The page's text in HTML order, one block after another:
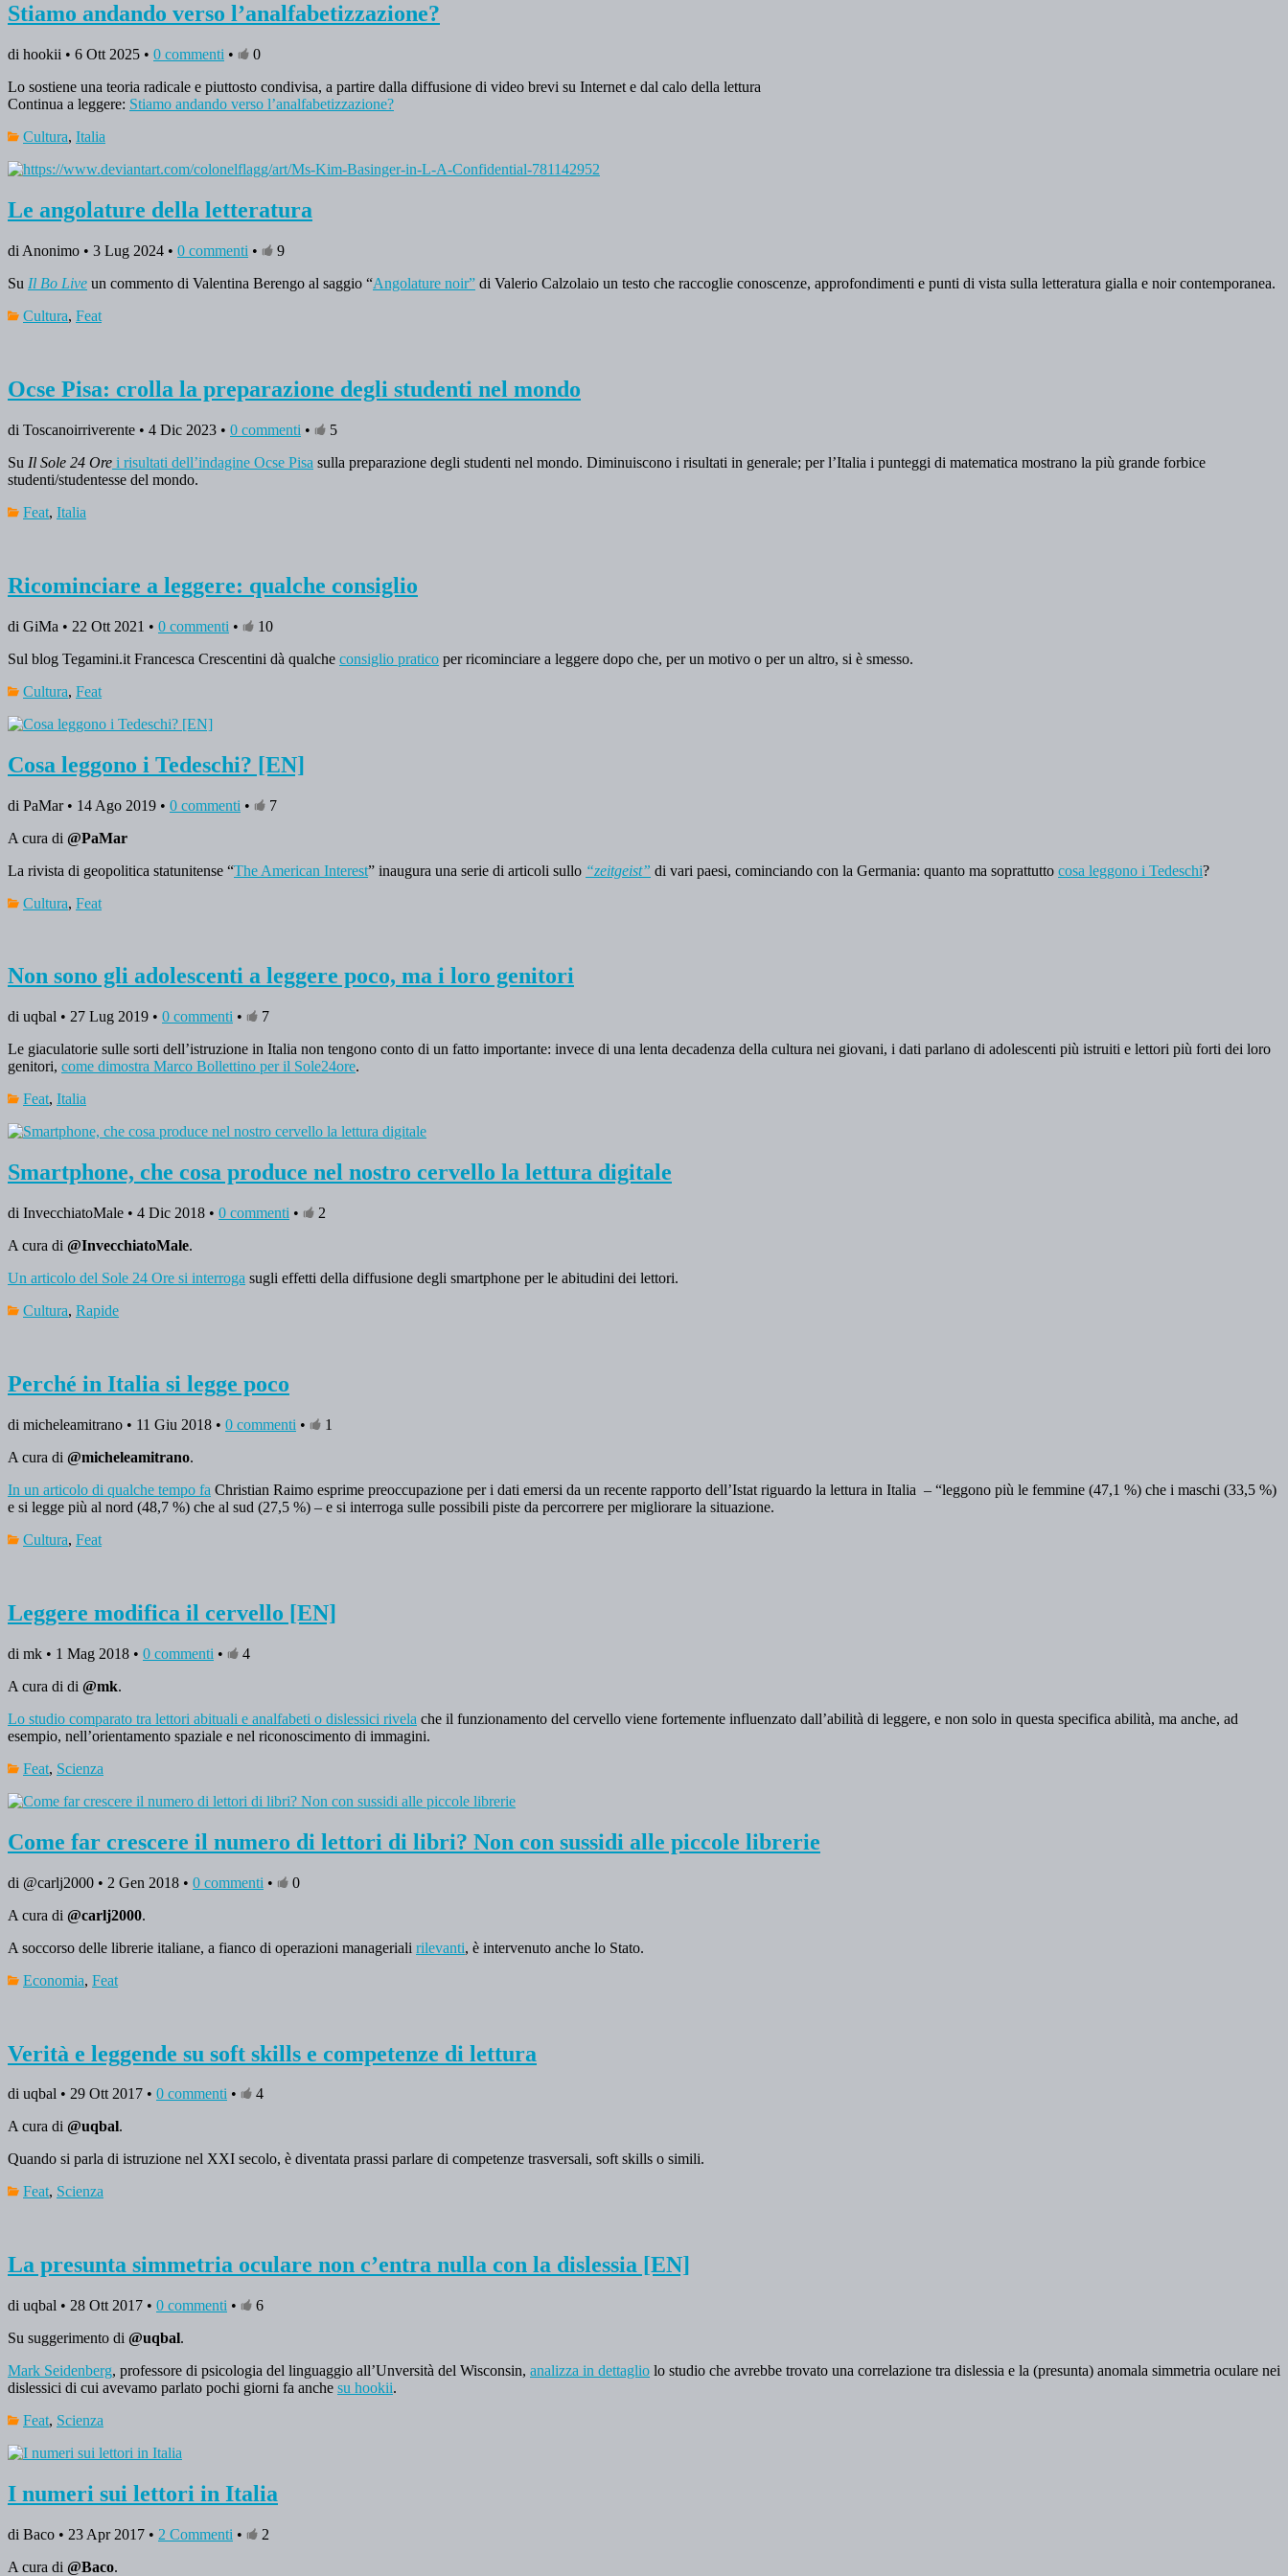
Stiamo andando verso l’analfabetizzazione?
di hookii • 6 Ott 2025 • 0 commenti •
0
Lo sostiene una teoria radicale e piuttosto condivisa, a partire dalla diffusione di video brevi su Internet e dal calo della lettura
Continua a leggere: Stiamo andando verso l’analfabetizzazione?
Cultura, Italia
Le angolature della letteratura
di Anonimo • 3 Lug 2024 • 0 commenti •
9
Su Il Bo Live un commento di Valentina Berengo al saggio “Angolature noir” di Valerio Calzolaio un testo che raccoglie conoscenze, approfondimenti e punti di vista sulla letteratura gialla e noir contemporanea.
Cultura, Feat
Ocse Pisa: crolla la preparazione degli studenti nel mondo
di Toscanoirriverente • 4 Dic 2023 • 0 commenti •
5
Su Il Sole 24 Ore i risultati dell’indagine Ocse Pisa sulla preparazione degli studenti nel mondo. Diminuiscono i risultati in generale; per l’Italia i punteggi di matematica mostrano la più grande forbice
studenti/studentesse del mondo.
Feat, Italia
Ricominciare a leggere: qualche consiglio
di GiMa • 22 Ott 2021 • 0 commenti •
10
Sul blog Tegamini.it Francesca Crescentini dà qualche consiglio pratico per ricominciare a leggere dopo che, per un motivo o per un altro, si è smesso.
Cultura, Feat
Cosa leggono i Tedeschi? [EN]
di PaMar • 14 Ago 2019 • 0 commenti •
7
A cura di @PaMar
La rivista di geopolitica statunitense “The American Interest” inaugura una serie di articoli sullo “zeitgeist” di vari paesi, cominciando con la Germania: quanto ma soprattutto cosa leggono i Tedeschi?
Cultura, Feat
Non sono gli adolescenti a leggere poco, ma i loro genitori
di uqbal • 27 Lug 2019 • 0 commenti •
7
Le giaculatorie sulle sorti dell’istruzione in Italia non tengono conto di un fatto importante: invece di una lenta decadenza della cultura nei giovani, i dati parlano di adolescenti più istruiti e lettori più forti dei loro
genitori, come dimostra Marco Bollettino per il Sole24ore.
Feat, Italia
Smartphone, che cosa produce nel nostro cervello la lettura digitale
di InvecchiatoMale • 4 Dic 2018 • 0 commenti •
2
A cura di @InvecchiatoMale.
Un articolo del Sole 24 Ore si interroga sugli effetti della diffusione degli smartphone per le abitudini dei lettori.
Cultura, Rapide
Perché in Italia si legge poco
di micheleamitrano • 11 Giu 2018 • 0 commenti •
1
A cura di @micheleamitrano.
In un articolo di qualche tempo fa Christian Raimo esprime preoccupazione per i dati emersi da un recente rapporto dell’Istat riguardo la lettura in Italia – “leggono più le femmine (47,1 %) che i maschi (33,5 %)
e si legge più al nord (48,7 %) che al sud (27,5 %) – e si interroga sulle possibili piste da percorrere per migliorare la situazione.
Cultura, Feat
Leggere modifica il cervello [EN]
di mk • 1 Mag 2018 • 0 commenti •
4
A cura di di @mk.
Lo studio comparato tra lettori abituali e analfabeti o dislessici rivela che il funzionamento del cervello viene fortemente influenzato dall’abilità di leggere, e non solo in questa specifica abilità, ma anche, ad
esempio, nell’orientamento spaziale e nel riconoscimento di immagini.
Feat, Scienza
Come far crescere il numero di lettori di libri? Non con sussidi alle piccole librerie
di @carlj2000 • 2 Gen 2018 • 0 commenti •
0
A cura di @carlj2000.
A soccorso delle librerie italiane, a fianco di operazioni manageriali rilevanti, è intervenuto anche lo Stato.
Economia, Feat
Verità e leggende su soft skills e competenze di lettura
di uqbal • 29 Ott 2017 • 0 commenti •
4
A cura di @uqbal.
Quando si parla di istruzione nel XXI secolo, è diventata prassi parlare di competenze trasversali, soft skills o simili.
Feat, Scienza
La presunta simmetria oculare non c’entra nulla con la dislessia [EN]
di uqbal • 28 Ott 2017 • 0 commenti •
6
Su suggerimento di @uqbal.
Mark Seidenberg, professore di psicologia del linguaggio all’Unversità del Wisconsin, analizza in dettaglio lo studio che avrebbe trovato una correlazione tra dislessia e la (presunta) anomala simmetria oculare nei
dislessici di cui avevamo parlato pochi giorni fa anche su hookii.
Feat, Scienza
I numeri sui lettori in Italia
di Baco • 23 Apr 2017 • 2 Commenti •
2
A cura di @Baco.